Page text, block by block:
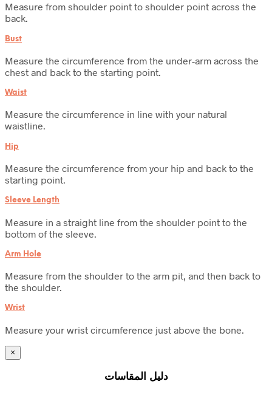
Measure from shoulder point to shoulder point across the
back.
Bust
Measure the circumference from the under-arm across the
chest and back to the starting point.
Waist
Measure the circumference in line with your natural
waistline.
Hip
Measure the circumference from your hip and back to the
starting point.
Sleeve Length
Measure in a straight line from the shoulder point to the
bottom of the sleeve.
Arm Hole
Measure from the shoulder to the arm pit, and then back to
the shoulder.
Wrist
Measure your wrist circumference just above the bone.
×
دليل المقاسات